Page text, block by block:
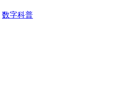
数字科普